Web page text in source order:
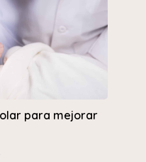
para mejorar